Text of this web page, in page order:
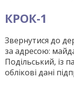
КРОК-1
Звернутися до
за адресою:
Подільський, із
облікові дані